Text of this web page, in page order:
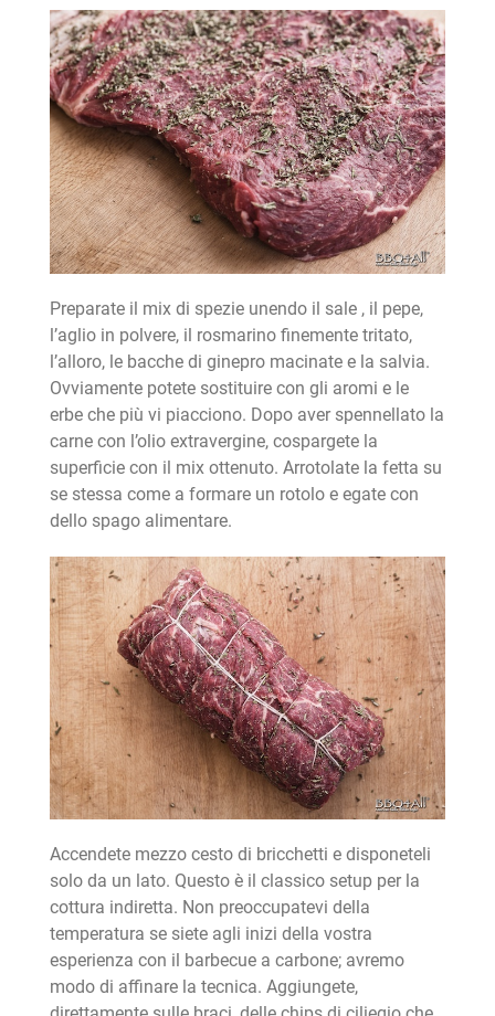
Preparate il mix di spezie unendo il sale , il pepe,
l’aglio in polvere, il rosmarino finemente tritato,
l’alloro, le bacche di ginepro macinate e la salvia.
Ovviamente potete sostituire con gli aromi e le
erbe che più vi piacciono. Dopo aver spennellato la
carne con l’olio extravergine, cospargete la
superficie con il mix ottenuto. Arrotolate la fetta su
se stessa come a formare un rotolo e egate con
dello spago alimentare.
Accendete mezzo cesto di bricchetti e disponeteli
solo da un lato. Questo è il classico setup per la
cottura indiretta. Non preoccupatevi della
temperatura se siete agli inizi della vostra
esperienza con il barbecue a carbone; avremo
modo di affinare la tecnica. Aggiungete,